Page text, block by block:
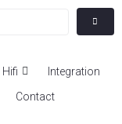
Hifi
Integration
Contact